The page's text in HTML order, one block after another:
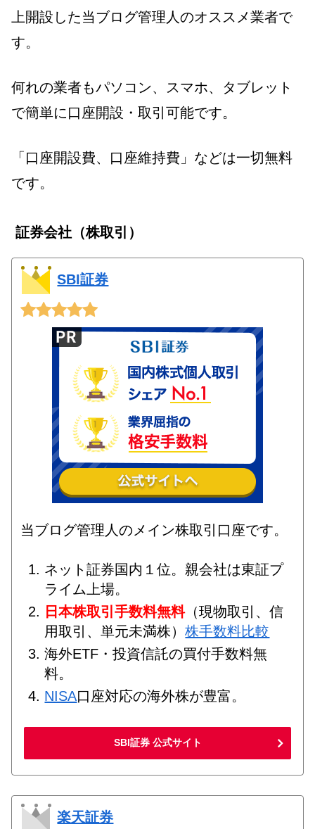
上開設した当ブログ管理人のオススメ業者で
す。
何れの業者もパソコン、スマホ、タブレット
で簡単に口座開設・取引可能です。
「口座開設費、口座維持費」などは一切無料
です。
証券会社（株取引）
SBI証券
当ブログ管理人のメイン株取引口座です。
ネット証券国内１位。親会社は東証プ
ライム上場。
日本株取引手数料無料（現物取引、信
用取引、単元未満株）株手数料比較
海外ETF・投資信託の買付手数料無
料。
NISA口座対応の海外株が豊富。
SBI証券 公式サイト
楽天証券